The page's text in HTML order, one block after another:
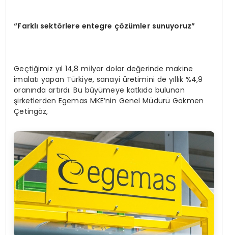
“Farklı sektörlere entegre çözümler sunuyoruz”
Geçtiğimiz yıl 14,8 milyar dolar değerinde makine
imalatı yapan Türkiye, sanayi üretimini de yıllık %4,9
oranında artırdı. Bu büyümeye katkıda bulunan
şirketlerden Egemas MKE’nin Genel Müdürü Gökmen
Çetingöz,